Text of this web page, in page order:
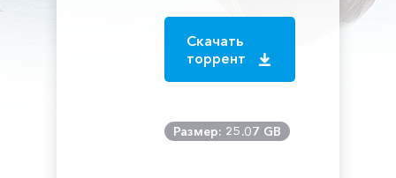
Скачать
торрент
Размер: 25.07 GB